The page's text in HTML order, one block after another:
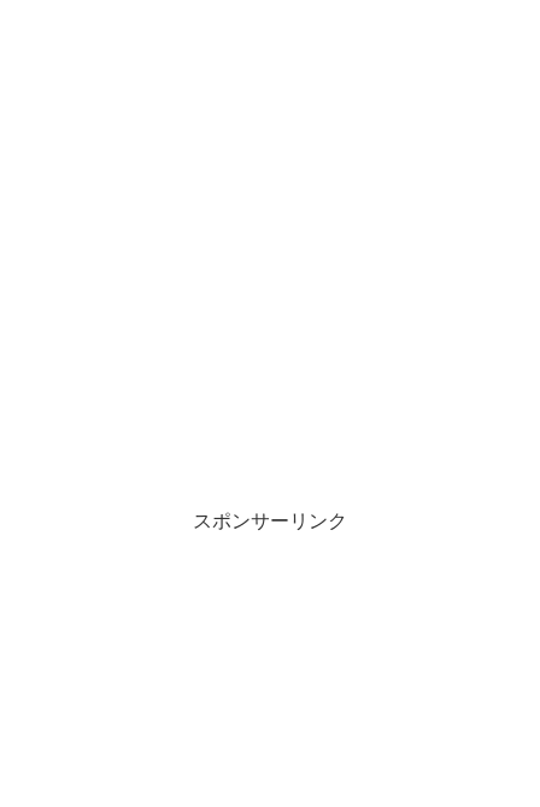
スポンサーリンク